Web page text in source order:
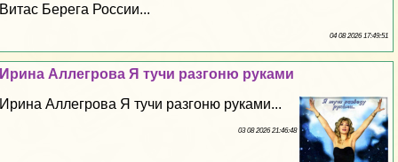
Витас Берега России...
04 08 2026 17:49:51
Ирина Аллегрова Я тучи разгоню руками
Ирина Аллегрова Я тучи разгоню руками...
03 08 2026 21:46:48